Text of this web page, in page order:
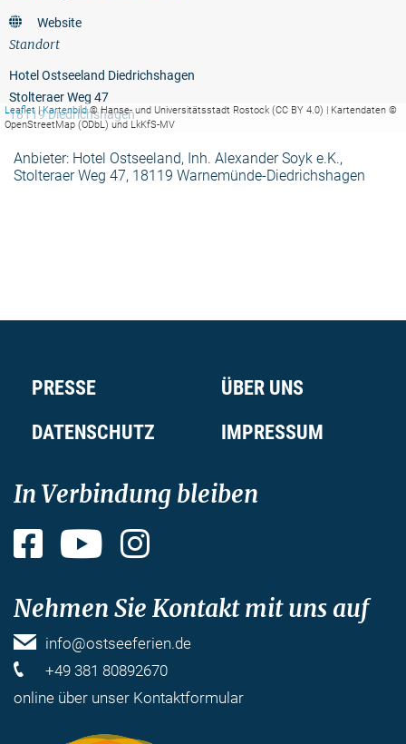
Leaflet |Kartenbild© Hanse- und Universitätsstadt Rostock (CC BY 4.0) | Kartendaten ©
OpenStreetMap (ODbL) und LkKfS-MV
Website
Standort
Hotel Ostseeland Diedrichshagen
Stolteraer Weg 47
18119 Diedrichshagen
Anbieter: Hotel Ostseeland, Inh. Alexander Soyk e.K.,
Stolteraer Weg 47, 18119 Warnemünde-Diedrichshagen
PRESSE
ÜBER UNS
DATENSCHUTZ
IMPRESSUM
In Verbindung bleiben
Facebook YouTube
Nehmen Sie Kontakt mit uns auf
info@ostseeferien.de
+49 381 80892670
online über unser Kontaktformular